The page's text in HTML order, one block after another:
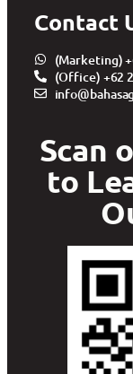
Contact
(Marketing)
(Office) +62
Scan
to